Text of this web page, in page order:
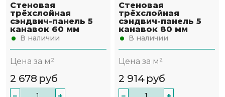
Стеновая
трёхслойная
сэндвич-панель 5
канавок 60 мм
В наличии
Цена за м²
2 678 руб
Стеновая
трёхслойная
сэндвич-панель 5
канавок 80 мм
В наличии
Цена за м²
2 914 руб